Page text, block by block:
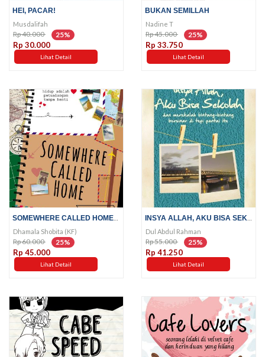
HEI, PACAR!
Musdalifah
Rp 40.000 25%
Rp 30.000
Lihat Detail
BUKAN SEMILLAH
Nadine T
Rp 45.000 25%
Rp 33.750
Lihat Detail
Dhamala Shobita (KF)
Rp 60.000 25%
Rp 45.000
Lihat Detail
Dul Abdul Rahman
Rp 55.000 25%
Rp 41.250
Lihat Detail